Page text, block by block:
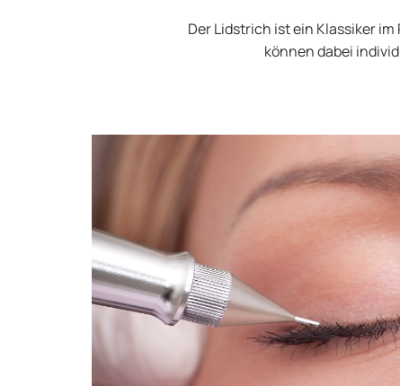
Der Lidstrich ist ein Klassiker
können dabei